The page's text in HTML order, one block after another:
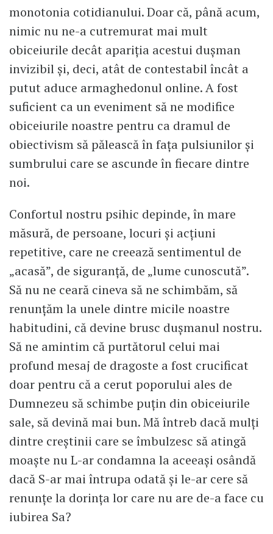
monotonia cotidianului. Doar că, până acum,
nimic nu ne-a cutremurat mai mult
obiceiurile decât apariţia acestui duşman
invizibil şi, deci, atât de contestabil încât a
putut aduce armaghedonul online. A fost
suficient ca un eveniment să ne modifice
obiceiurile noastre pentru ca dramul de
obiectivism să pălească în faţa pulsiunilor şi
sumbrului care se ascunde în fiecare dintre
noi.
Confortul nostru psihic depinde, în mare
măsură, de persoane, locuri şi acţiuni
repetitive, care ne creează sentimentul de
„acasă”, de siguranţă, de „lume cunoscută”.
Să nu ne ceară cineva să ne schimbăm, să
renunţăm la unele dintre micile noastre
habitudini, că devine brusc duşmanul nostru.
Să ne amintim că purtătorul celui mai
profund mesaj de dragoste a fost crucificat
doar pentru că a cerut poporului ales de
Dumnezeu să schimbe puţin din obiceiurile
sale, să devină mai bun. Mă întreb dacă mulţi
dintre creştinii care se îmbulzesc să atingă
moaşte nu L-ar condamna la aceeaşi osândă
dacă S-ar mai întrupa odată şi le-ar cere să
renunţe la dorinţa lor care nu are de-a face cu
iubirea Sa?